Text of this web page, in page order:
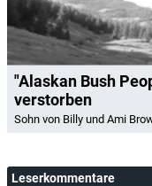
"Alaskan Bush
verstorben
Sohn von Billy und Ami
Leserkommentare